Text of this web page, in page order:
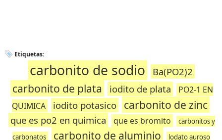
Etiquetas:
carbonito de sodio Ba(PO2)2
carbonito de plata iodito de plata
PO2-1 EN
QUIMICA
iodito potasico carbonito de zinc
que es po2 en quimica que es bromito
carbonitos y
carbonatos
carbonito de aluminio
lodato auroso